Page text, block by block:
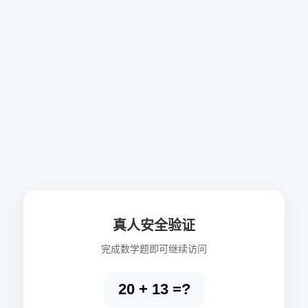
真人安全验证
完成数学题即可继续访问
20 + 13 =?